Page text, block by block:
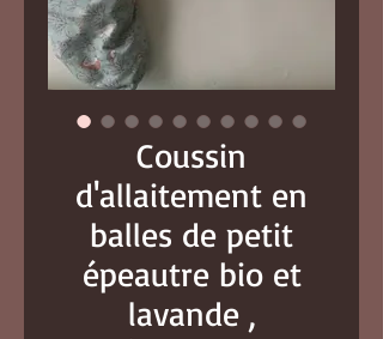
Coussin
d'allaitement en
balles de petit
épeautre bio et
lavande ,